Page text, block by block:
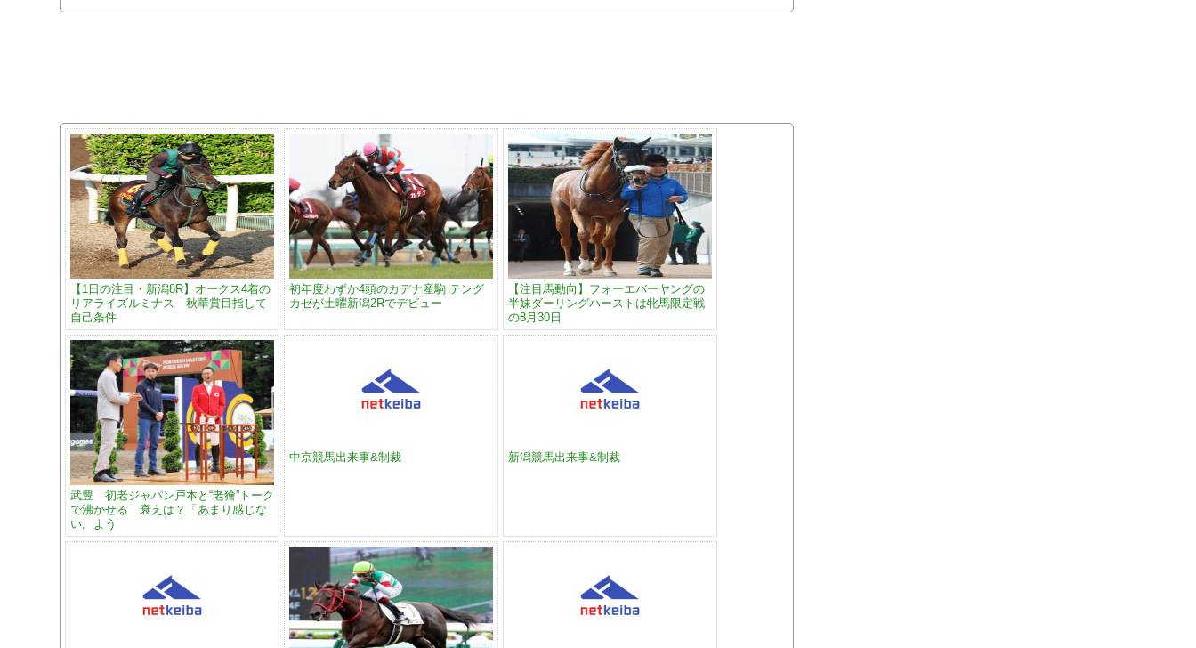
【1日の注目・新潟8R】オークス4着の
リアライズルミナス 秋華賞目指して
自己条件
初年度わずか4頭のカデナ産駒 テング
カゼが土曜新潟2Rでデビュー
【注目馬動向】フォーエバーヤングの
半妹ダーリングハーストは牝馬限定戦
の8月30日
武豊 初老ジャパン戸本と“老獪”トーク
で沸かせる 衰えは？「あまり感じな
い。よう
中京競馬出来事&制裁 新潟競馬出来事&制裁